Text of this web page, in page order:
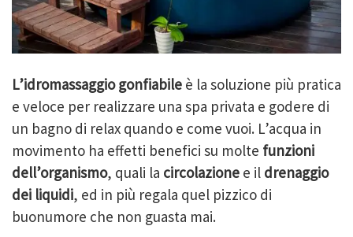
L’idromassaggio gonfiabile è la soluzione più pratica
e veloce per realizzare una spa privata e godere di
un bagno di relax quando e come vuoi. L’acqua in
movimento ha effetti benefici su molte funzioni
dell’organismo, quali la circolazione e il drenaggio
dei liquidi, ed in più regala quel pizzico di
buonumore che non guasta mai.